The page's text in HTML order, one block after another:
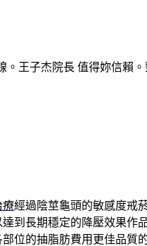
王子杰院長 值得妳信賴
療經過陰莖龜頭的敏感度戒
達到長期穩定的降壓效果作
部位的抽脂肪費用更佳品質